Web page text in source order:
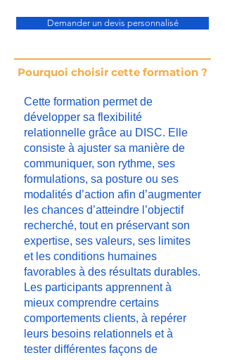
Demander un devis personnalisé
Pourquoi choisir cette formation ?
Cette formation permet de
développer sa flexibilité
relationnelle grâce au DISC. Elle
consiste à ajuster sa manière de
communiquer, son rythme, ses
formulations, sa posture ou ses
modalités d’action afin d’augmenter
les chances d’atteindre l’objectif
recherché, tout en préservant son
expertise, ses valeurs, ses limites
et les conditions humaines
favorables à des résultats durables.
Les participants apprennent à
mieux comprendre certains
comportements clients, à repérer
leurs besoins relationnels et à
tester différentes façons de